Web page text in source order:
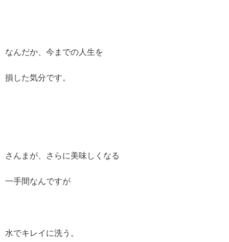
なんだか、今までの人生を
損した気分です。
さんまが、さらに美味しくなる
一手間なんですが
水でキレイに洗う。